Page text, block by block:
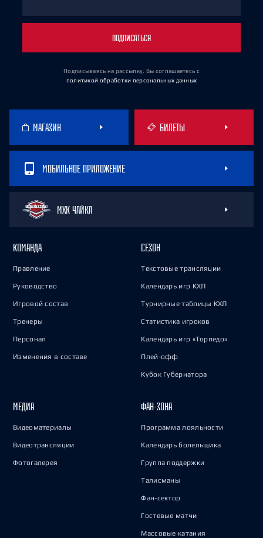
ПОДПИСАТЬСЯ
Подписываясь на рассылку, Вы соглашаетесь с
политикой обработки персональных данных
МАГАЗИН БИЛЕТЫ
МОБИЛЬНОЕ ПРИЛОЖЕНИЕ
МХК ЧАЙКА
КОМАНДА
Правление
Руководство
Игровой состав
Тренеры
Персонал
Изменения в составе
СЕЗОН
Текстовые трансляции
Календарь игр КХЛ
Турнирные таблицы КХЛ
Статистика игроков
Календарь игр «Торпедо»
Плей-офф
Кубок Губернатора
МЕДИА
Видеоматериалы
Видеотрансляции
Фотогалерея
ФАН-ЗОНА
Программа лояльности
Календарь болельщика
Группа поддержки
Талисманы
Фан-сектор
Гостевые матчи
Массовые катания